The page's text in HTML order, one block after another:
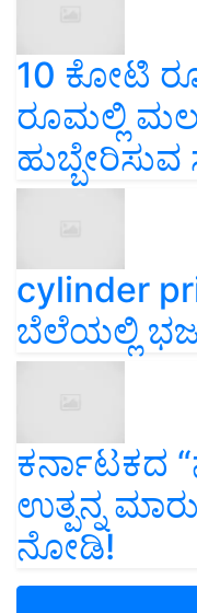
10 ಕೋಟಿ
ರೂಮಲ್ಲಿ
cylinder
ಬೆಲೆಯಲ್ಲಿ
ಕರ್ನಾಟಕದ
ಉತ್ಪನ್ನ
ನೋಡಿ!